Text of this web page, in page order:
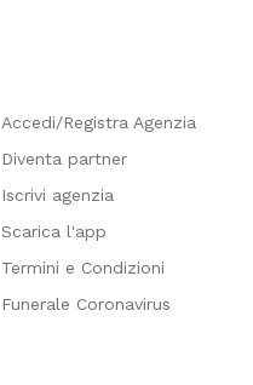
Accedi/Registra Agenzia
Diventa partner
Iscrivi agenzia
Scarica l'app
Termini e Condizioni
Funerale Coronavirus